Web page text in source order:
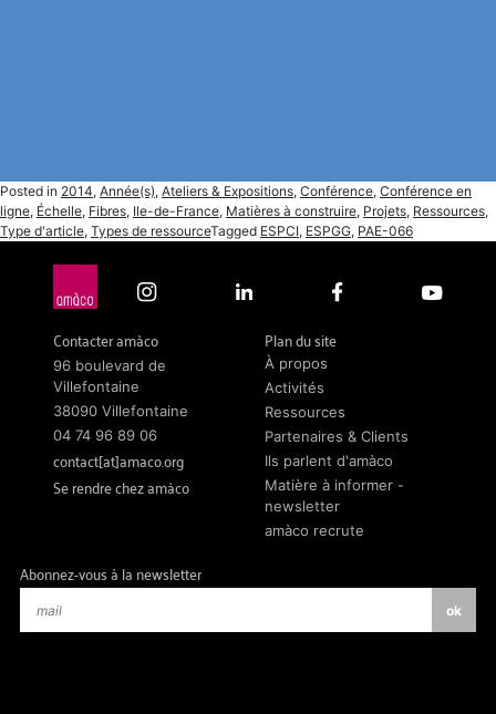
Posted in 2014, Année(s), Ateliers & Expositions, Conférence, Conférence en
ligne, Échelle, Fibres, Ile-de-France, Matières à construire, Projets, Ressources,
Type d'article, Types de ressourceTagged ESPCI, ESPGG, PAE-066
Contacter amàco
96 boulevard de
Villefontaine
38090 Villefontaine
04 74 96 89 06
contact[at]amaco.org
Se rendre chez amàco
Plan du site
À propos
Activités
Ressources
Partenaires & Clients
Ils parlent d'amàco
Matière à informer -
newsletter
amàco recrute
Abonnez-vous à la newsletter